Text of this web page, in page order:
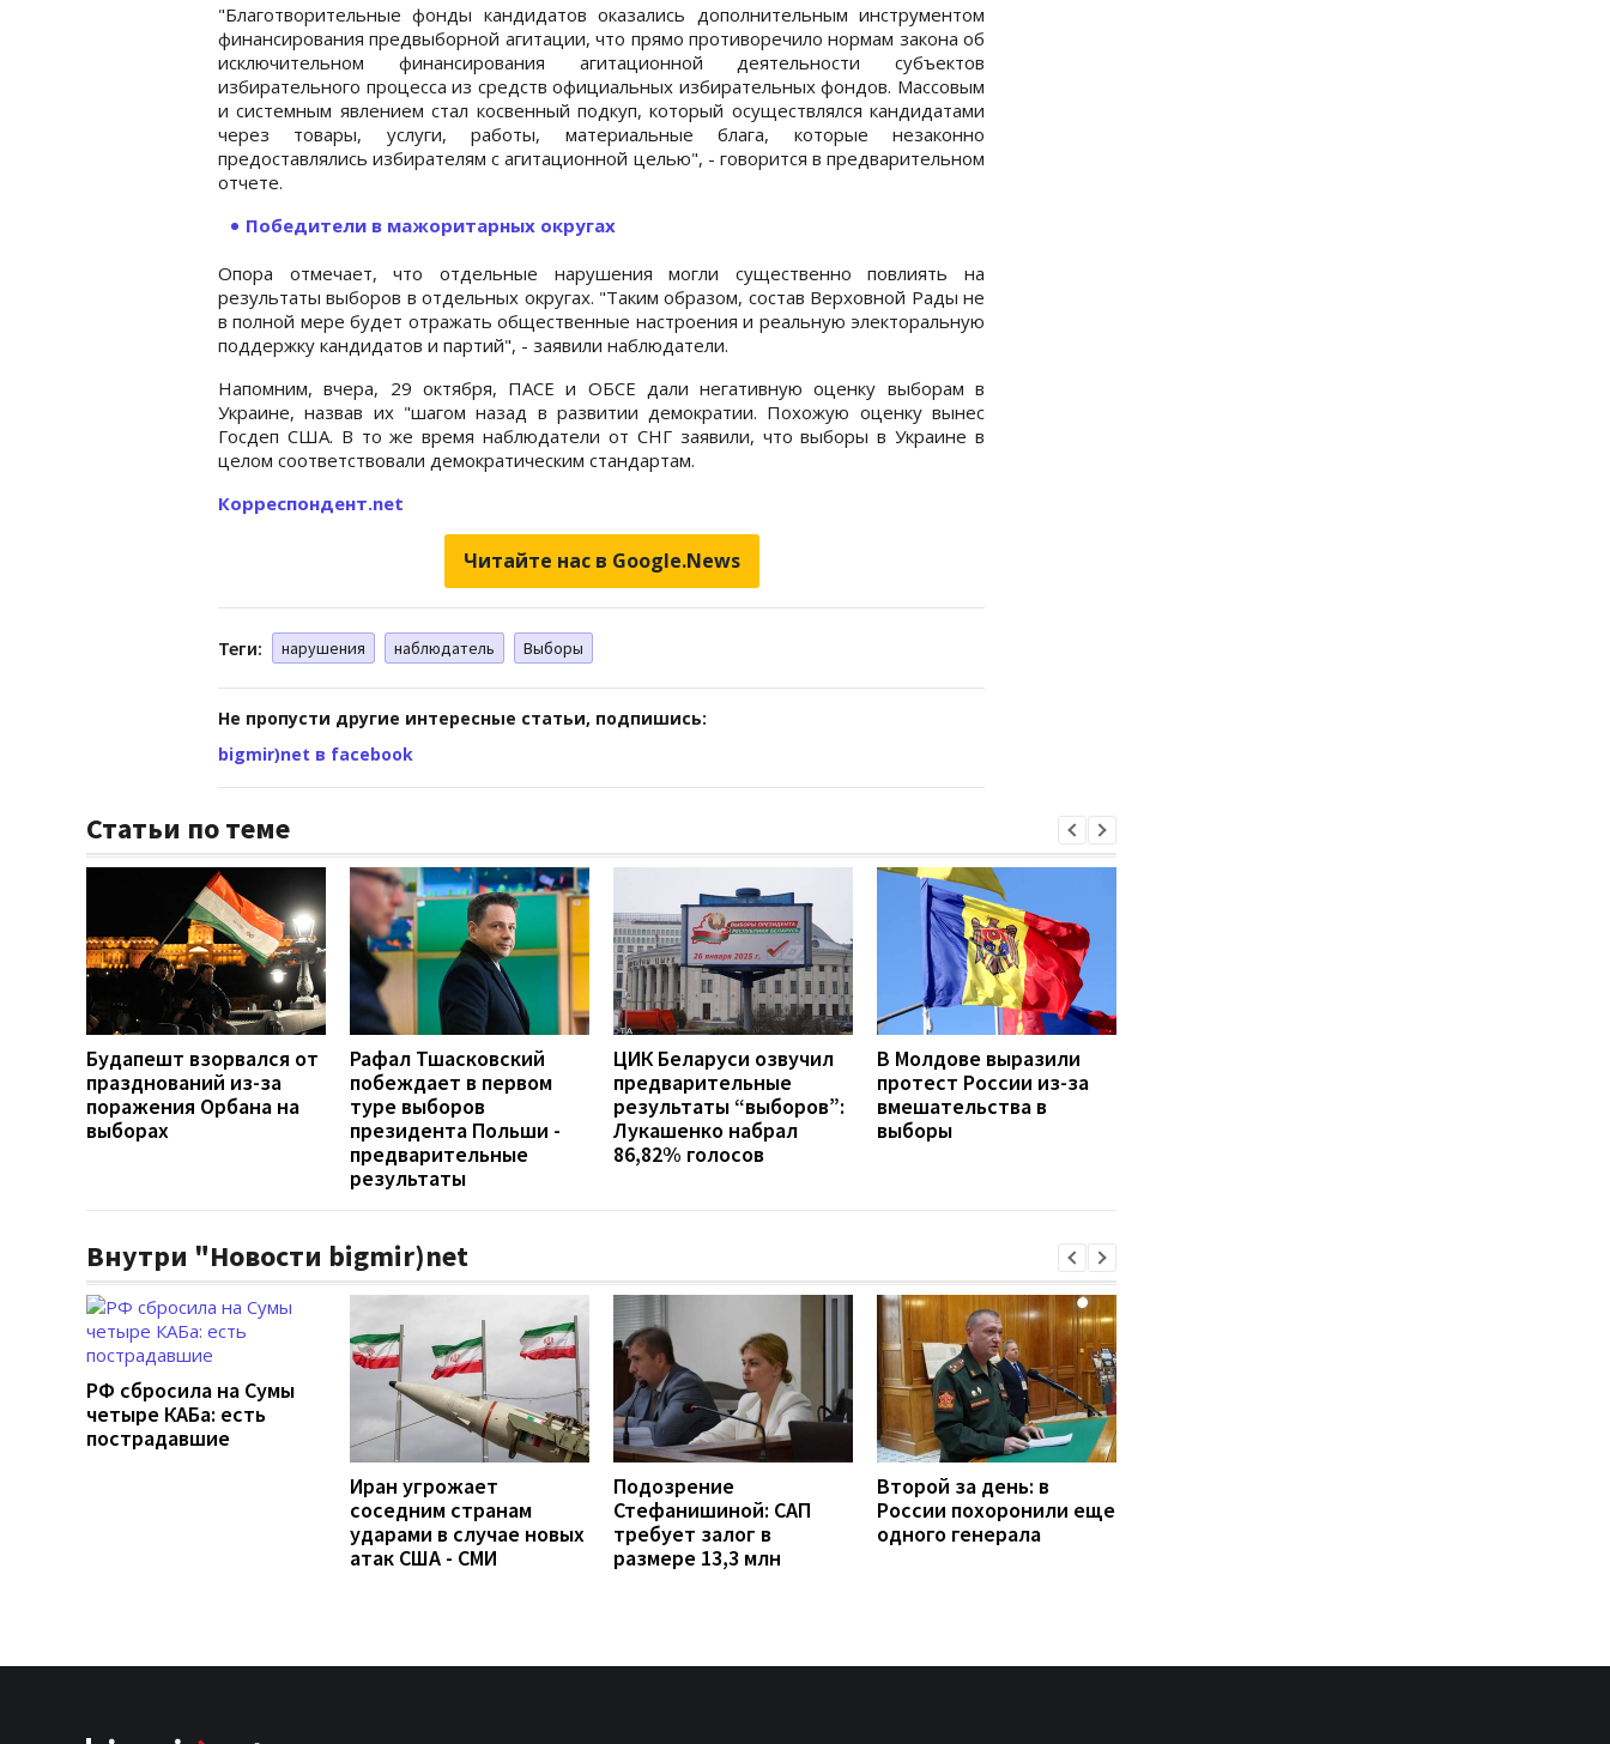
"Благотворительные фонды кандидатов оказались дополнительным инструментом
финансирования предвыборной агитации, что прямо противоречило нормам закона об
исключительном финансирования агитационной деятельности субъектов
избирательного процесса из средств официальных избирательных фондов. Массовым
и системным явлением стал косвенный подкуп, который осуществлялся кандидатами
через товары, услуги, работы, материальные блага, которые незаконно
предоставлялись избирателям с агитационной целью", - говорится в предварительном
отчете.
Победители в мажоритарных округах
Опора отмечает, что отдельные нарушения могли существенно повлиять на
результаты выборов в отдельных округах. "Таким образом, состав Верховной Рады не
в полной мере будет отражать общественные настроения и реальную электоральную
поддержку кандидатов и партий", - заявили наблюдатели.
Напомним, вчера, 29 октября, ПАСЕ и ОБСЕ дали негативную оценку выборам в
Украине, назвав их "шагом назад в развитии демократии. Похожую оценку вынес
Госдеп США. В то же время наблюдатели от СНГ заявили, что выборы в Украине в
целом соответствовали демократическим стандартам.
Корреспондент.net
Читайте нас в Google.News
Теги: нарушения наблюдатель Выборы
Не пропусти другие интересные статьи, подпишись:
bigmir)net в facebook
Статьи по теме
Будапешт взорвался от
празднований из-за
поражения Орбана на
выборах
Рафал Тшасковский
побеждает в первом
туре выборов
президента Польши -
предварительные
результаты
ЦИК Беларуси озвучил
предварительные
результаты “выборов”:
Лукашенко набрал
86,82% голосов
В Молдове выразили
протест России из-за
вмешательства в
выборы
Внутри "Новости bigmir)net
РФ сбросила на Сумы
четыре КАБа: есть
пострадавшие
Иран угрожает
соседним странам
ударами в случае новых
атак США - СМИ
Подозрение
Стефанишиной: САП
требует залог в
размере 13,3 млн
Второй за день: в
России похоронили еще
одного генерала